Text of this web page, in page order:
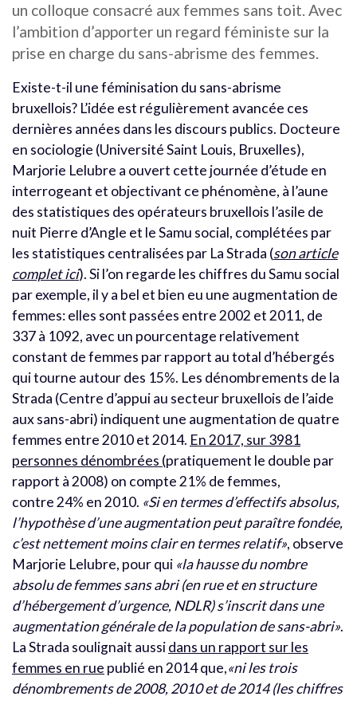
un colloque consacré aux femmes sans toit. Avec
l’ambition d’apporter un regard féministe sur la
prise en charge du sans-abrisme des femmes.
Existe-t-il une féminisation du sans-abrisme
bruxellois? L’idée est régulièrement avancée ces
dernières années dans les discours publics. Docteure
en sociologie (Université Saint Louis, Bruxelles),
Marjorie Lelubre a ouvert cette journée d’étude en
interrogeant et objectivant ce phénomène, à l’aune
des statistiques des opérateurs bruxellois l’asile de
nuit Pierre d’Angle et le Samu social, complétées par
les statistiques centralisées par La Strada (son article
complet ici). Si l’on regarde les chiffres du Samu social
par exemple, il y a bel et bien eu une augmentation de
femmes: elles sont passées entre 2002 et 2011, de
337 à 1092, avec un pourcentage relativement
constant de femmes par rapport au total d’hébergés
qui tourne autour des 15%. Les dénombrements de la
Strada (Centre d’appui au secteur bruxellois de l’aide
aux sans-abri) indiquent une augmentation de quatre
femmes entre 2010 et 2014. En 2017, sur 3981
personnes dénombrées (pratiquement le double par
rapport à 2008) on compte 21% de femmes,
contre 24% en 2010. «Si en termes d’effectifs absolus,
l’hypothèse d’une augmentation peut paraître fondée,
c’est nettement moins clair en termes relatif», observe
Marjorie Lelubre, pour qui «la hausse du nombre
absolu de femmes sans abri (en rue et en structure
d’hébergement d’urgence, NDLR) s’inscrit dans une
augmentation générale de la population de sans-abri».
La Strada soulignait aussidans un rapport sur les
femmes en rue publié en 2014 que,«ni les trois
dénombrements de 2008, 2010 et de 2014 (les chiffres